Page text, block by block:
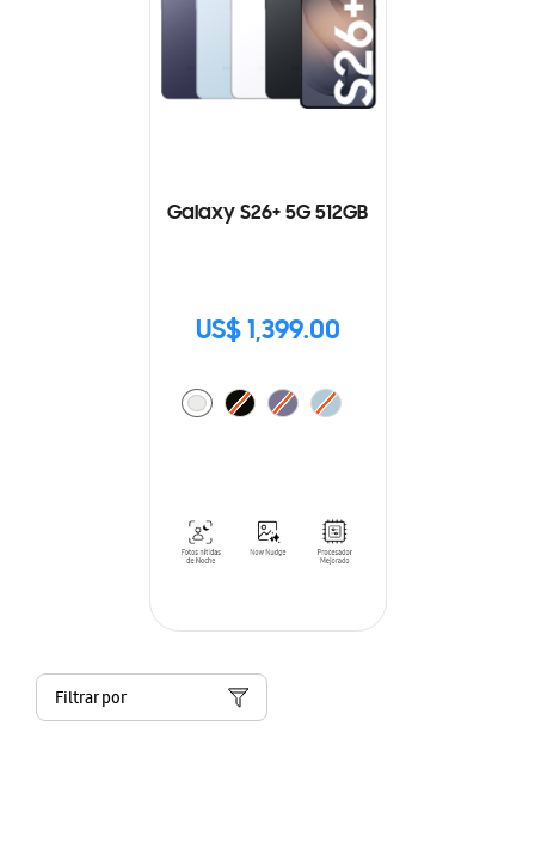
Galaxy S26+ 5G 512GB
US$ 1,399.00
Filtrar por